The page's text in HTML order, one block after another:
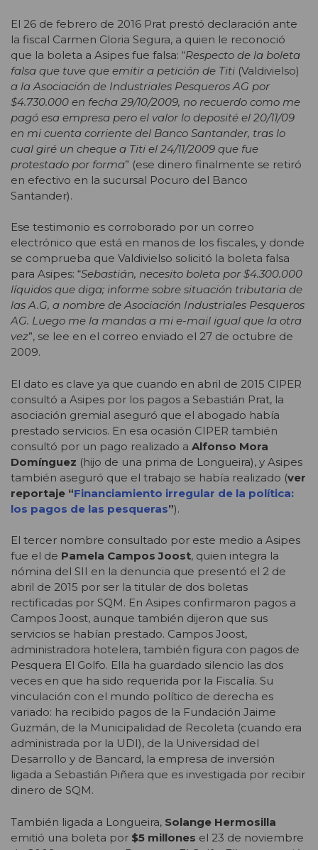
El 26 de febrero de 2016 Prat prestó declaración ante
la fiscal Carmen Gloria Segura, a quien le reconoció
que la boleta a Asipes fue falsa: “Respecto de la boleta
falsa que tuve que emitir a petición de Titi (Valdivielso)
a la Asociación de Industriales Pesqueros AG por
$4.730.000 en fecha 29/10/2009, no recuerdo como me
pagó esa empresa pero el valor lo deposité el 20/11/09
en mi cuenta corriente del Banco Santander, tras lo
cual giré un cheque a Titi el 24/11/2009 que fue
protestado por forma” (ese dinero finalmente se retiró
en efectivo en la sucursal Pocuro del Banco
Santander).
Ese testimonio es corroborado por un correo
electrónico que está en manos de los fiscales, y donde
se comprueba que Valdivielso solicitó la boleta falsa
para Asipes: “Sebastián, necesito boleta por $4.300.000
líquidos que diga; informe sobre situación tributaria de
las A.G, a nombre de Asociación Industriales Pesqueros
AG. Luego me la mandas a mi e-mail igual que la otra
vez”, se lee en el correo enviado el 27 de octubre de
2009.
El dato es clave ya que cuando en abril de 2015 CIPER
consultó a Asipes por los pagos a Sebastián Prat, la
asociación gremial aseguró que el abogado había
prestado servicios. En esa ocasión CIPER también
consultó por un pago realizado a Alfonso Mora
Domínguez (hijo de una prima de Longueira), y Asipes
también aseguró que el trabajo se había realizado (ver
reportaje “Financiamiento irregular de la política:
los pagos de las pesqueras”).
El tercer nombre consultado por este medio a Asipes
fue el de Pamela Campos Joost, quien integra la
nómina del SII en la denuncia que presentó el 2 de
abril de 2015 por ser la titular de dos boletas
rectificadas por SQM. En Asipes confirmaron pagos a
Campos Joost, aunque también dijeron que sus
servicios se habían prestado. Campos Joost,
administradora hotelera, también figura con pagos de
Pesquera El Golfo. Ella ha guardado silencio las dos
veces en que ha sido requerida por la Fiscalía. Su
vinculación con el mundo político de derecha es
variado: ha recibido pagos de la Fundación Jaime
Guzmán, de la Municipalidad de Recoleta (cuando era
administrada por la UDI), de la Universidad del
Desarrollo y de Bancard, la empresa de inversión
ligada a Sebastián Piñera que es investigada por recibir
dinero de SQM.
También ligada a Longueira, Solange Hermosilla
emitió una boleta por $5 millones el 23 de noviembre